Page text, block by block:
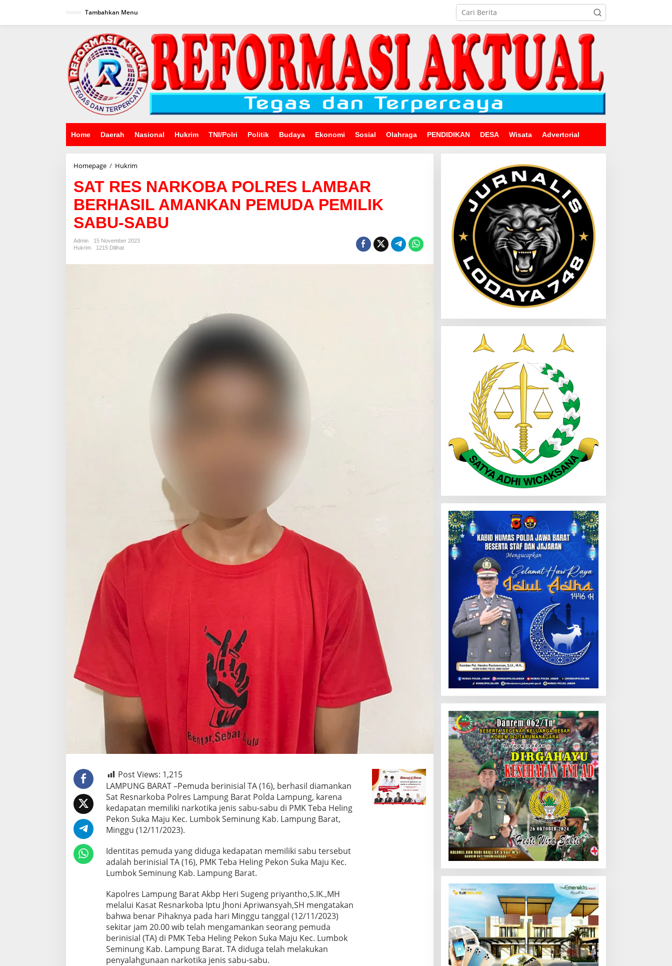
Tambahkan Menu
Home Daerah Nasional Hukrim TNI/Polri Politik Budaya Ekonomi Sosial Olahraga PENDIDIKAN DESA Wisata Advertorial
Homepage / Hukrim
NARKOBA
POLRES
LAMBAR
BERHASIL
AMANKAN
PEMUDA
PEMILIK
SAT RES NARKOBA POLRES LAMBAR
BERHASIL AMANKAN PEMUDA PEMILIK
SABU-SABU
Admin
15 November 2023
Hukrim
1215 Dilihat
Post Views: 1,215
LAMPUNG BARAT –Pemuda berinisial TA (16), berhasil diamankan
Sat Resnarkoba Polres Lampung Barat Polda Lampung, karena
kedapatan memiliki narkotika jenis sabu-sabu di PMK Teba Heling
Pekon Suka Maju Kec. Lumbok Seminung Kab. Lampung Barat,
Minggu (12/11/2023).
Identitas pemuda yang diduga kedapatan memiliki sabu tersebut
adalah berinisial TA (16), PMK Teba Heling Pekon Suka Maju Kec.
Lumbok Seminung Kab. Lampung Barat.
Kapolres Lampung Barat Akbp Heri Sugeng priyantho,S.IK.,MH
melalui Kasat Resnarkoba Iptu Jhoni Apriwansyah,SH mengatakan
bahwa benar Pihaknya pada hari Minggu tanggal (12/11/2023)
sekitar jam 20.00 wib telah mengamankan seorang pemuda
berinisial (TA) di PMK Teba Heling Pekon Suka Maju Kec. Lumbok
Seminung Kab. Lampung Barat. TA diduga telah melakukan
penyalahgunaan narkotika jenis sabu-sabu.